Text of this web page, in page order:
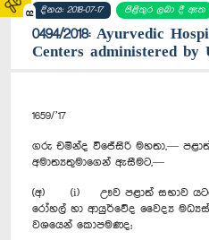
02 දිනය: 2018-07-17 පිළිතුර ලබා දී ඇත
0494/2018: Ayurvedic
Centers administered by
1659/’17
ගරු චමින්ද වි‍ජේසිරි මහතා,—
අමාත්‍යතුමාගෙන් ඇසීමට,—
(අ) (i) ඌව පළාත් සභාව
රෝහල් හා ආයුර්වේද වෛද්‍ය
වශයෙන් කොපමණද;